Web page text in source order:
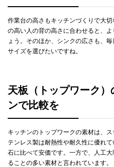
作業台の高さもキッチンづくりで大
の高い人の背の高さに合わせると、
ょう。そのほか、シンクの広さも、
サイズを選びたいですね。
天板（トップワーク
ンで比較を
キッチンのトップワークの素材は、
テンレス製は耐熱性や耐久性に優れ
石に比べて安価です。一方で、人工
ることの多い素材と言われています。